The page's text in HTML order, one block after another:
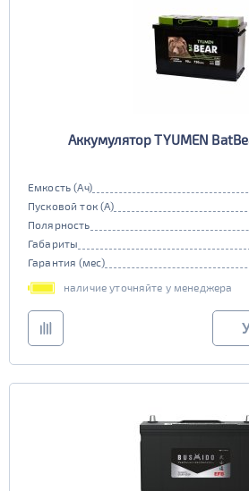
Аккумулятор TYUMEN
Емкость (Ач)
Пусковой ток (А)
Полярность
Габариты
Гарантия (мес)
наличие уточняйте у менеджера